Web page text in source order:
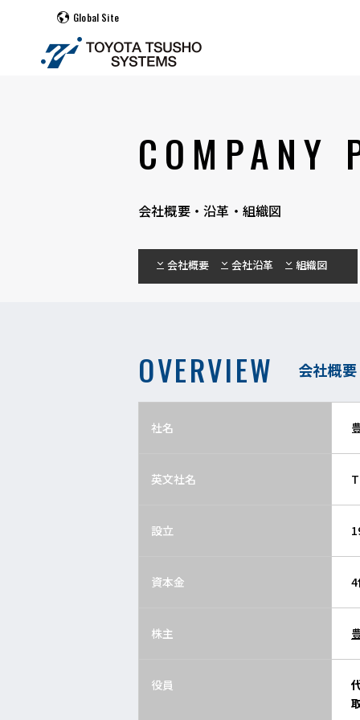
Global Site
COMPANY
会社概要・沿革・組織図
会社概要 会社沿革 組織図
OVERVIEW 会社概要
社名
英文社名
設立
資本金
株主
役員